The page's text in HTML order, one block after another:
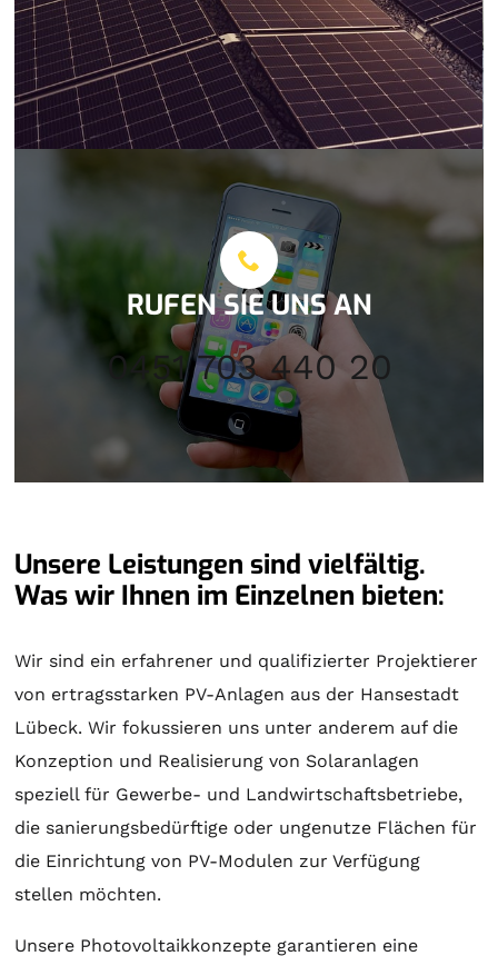
RUFEN SIE UNS AN
0451 703 440 20
Unsere Leistungen sind vielfältig.
Was wir Ihnen im Einzelnen bieten:
Wir sind ein erfahrener und qualifizierter Projektierer
von ertragsstarken PV-Anlagen aus der Hansestadt
Lübeck. Wir fokussieren uns unter anderem auf die
Konzeption und Realisierung von Solaranlagen
speziell für Gewerbe- und Landwirtschaftsbetriebe,
die sanierungsbedürftige oder ungenutze Flächen für
die Einrichtung von PV-Modulen zur Verfügung
stellen möchten.
Unsere Photovoltaikkonzepte garantieren eine